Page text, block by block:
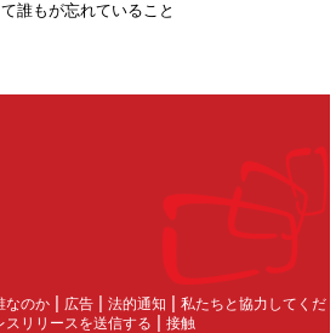
誰もが忘れていること
なのか | 広告 | 法的通知 | 私たちと協力してくだ
スリリースを送信する | 接触